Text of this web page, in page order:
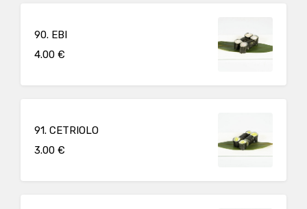
90. EBI
4.00 €
91. CETRIOLO
3.00 €